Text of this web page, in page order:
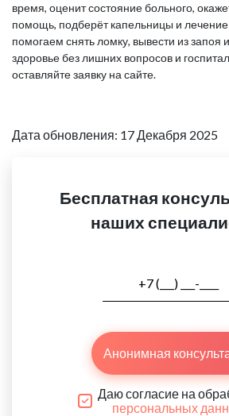
время, оценит состояние больного,
помощь, подберёт капельницы и
помогаем снять ломку, вывести из запоя
здоровье без лишних вопросов и
оставляйте заявку на сайте.
Дата обновления: 17 Декабря 2025
Бесплатная
наших
Анонимная
Даю согласие на
персональных